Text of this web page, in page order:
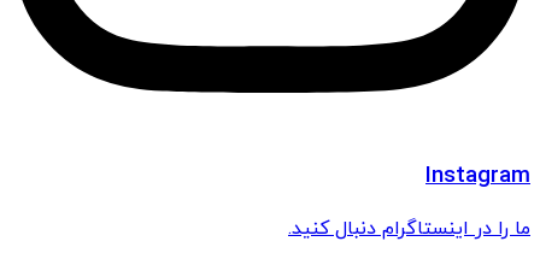
Instagram
ما را در اینستاگرام دنبال کنید.